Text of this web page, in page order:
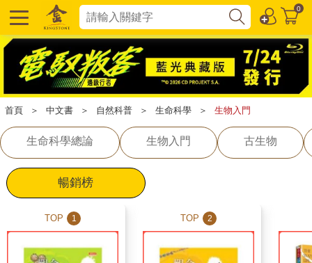
0
首頁 ＞ 中文書 ＞ 自然科普 ＞ 生命科學 ＞ 生物入門
生命科學總論 生物入門 古生物
暢銷榜
TOP 1 TOP 2